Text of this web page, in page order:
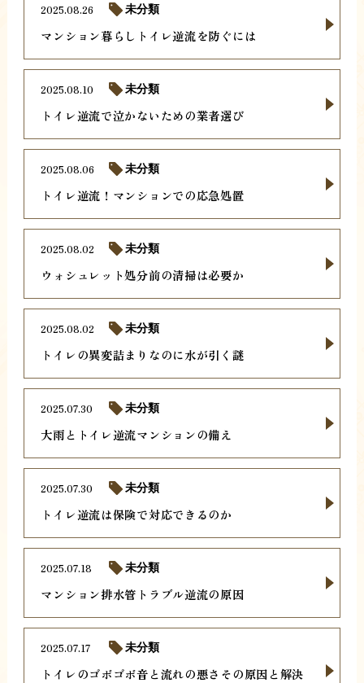
マンション暮らしトイレ逆流を防ぐには
2025.08.26 未分類
トイレ逆流で泣かないための業者選び
2025.08.10 未分類
トイレ逆流！マンションでの応急処置
2025.08.06 未分類
ウォシュレット処分前の清掃は必要か
2025.08.02 未分類
トイレの異変詰まりなのに水が引く謎
2025.08.02 未分類
大雨とトイレ逆流マンションの備え
2025.07.30 未分類
トイレ逆流は保険で対応できるのか
2025.07.30 未分類
マンション排水管トラブル逆流の原因
2025.07.18 未分類
トイレのゴボゴボ音と流れの悪さその原因と解決
2025.07.17 未分類